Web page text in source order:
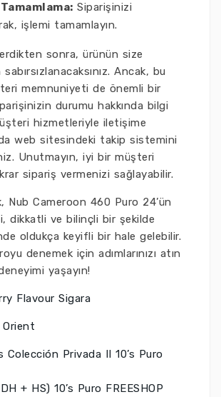
Siparişinizi
işlemi tamamlayın.
sonra, ürünün size
Ancak, bu
memnuniyeti de önemli bir
durumu hakkında bilgi
hizmetleriyle iletişime
web sitesindeki takip sistemini
Unutmayın, iyi bir müşteri
sipariş vermenizi sağlayabilir.
Nub Cameroon 460 Puro 24’ün
dikkatli ve bilinçli bir şekilde
oldukça keyifli bir hale gelebilir.
denemek için adımlarınızı atın
yaşayın!
Flavour Sigara
Orient
Colección Privada II 10’s Puro
+ HS) 10’s Puro FREESHOP